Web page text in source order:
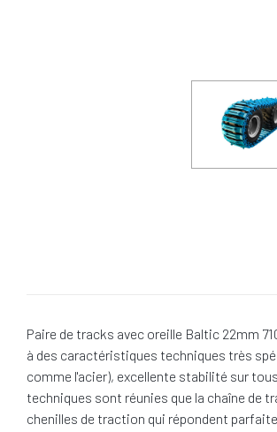
Paire de tracks avec oreille Baltic 22mm
à des caractéristiques techniques très
comme l'acier), excellente stabilité sur
techniques sont réunies que la chaîne de
chenilles de traction qui répondent